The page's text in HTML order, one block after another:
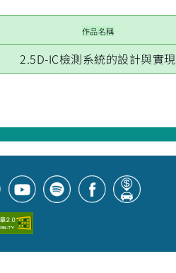
作品名稱
2.5D-IC檢測系統的設計與實現